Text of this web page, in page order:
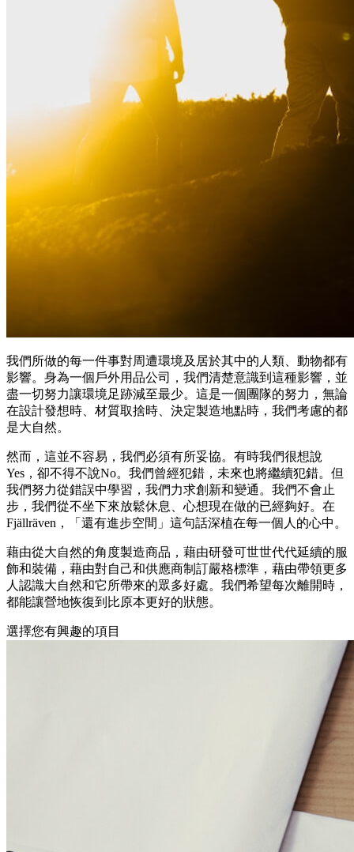
我們所做的每一件事對周遭環境及居於其中的人類、動物都有
影響。身為一個戶外用品公司，我們清楚意識到這種影響，並
盡一切努力讓環境足跡減至最少。這是一個團隊的努力，無論
在設計發想時、材質取捨時、決定製造地點時，我們考慮的都
是大自然。
然而，這並不容易，我們必須有所妥協。有時我們很想說
Yes，卻不得不說No。我們曾經犯錯，未來也將繼續犯錯。但
我們努力從錯誤中學習，我們力求創新和變通。我們不會止
步，我們從不坐下來放鬆休息、心想現在做的已經夠好。在
Fjällräven，「還有進步空間」這句話深植在每一個人的心中。
藉由從大自然的角度製造商品，藉由研發可世世代代延續的服
飾和裝備，藉由對自己和供應商制訂嚴格標準，藉由帶領更多
人認識大自然和它所帶來的眾多好處。我們希望每次離開時，
都能讓營地恢復到比原本更好的狀態。
選擇您有興趣的項目